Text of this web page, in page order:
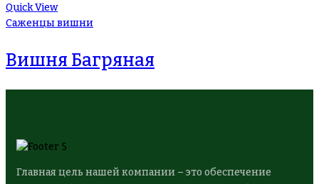
Quick View
Саженцы вишни
Вишня Багряная
Главная цель нашей компании – это обеспечение